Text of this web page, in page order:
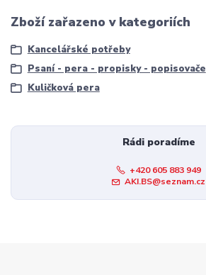
Zboží zařazeno v kategoriích
Kancelářské potřeby
Psaní - pera - propisky - popisovače
Kuličková pera
Rádi poradíme
+420 605 883 949
AKI.BS@seznam.cz